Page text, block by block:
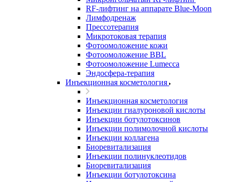
RF-лифтинг на аппарате Blue-Moon
Лимфодренаж
Прессотерапия
Микротоковая терапия
Фотоомоложение кожи
Фотоомоложение BBL
Фотоомоложение Lumecca
Эндосфера-терапия
Инъекционная косметология
Инъекционная косметология
Инъекции гиалуроновой кислоты
Инъекции ботулотоксинов
Инъекции полимолочной кислоты
Инъекции коллагена
Биоревитализация
Инъекции полинуклеотидов
Биоревитализация
Инъекции ботулотоксина